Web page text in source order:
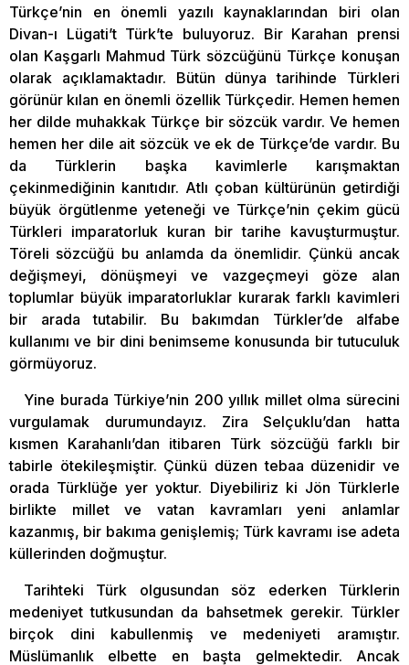
Türkçe’nin en önemli yazılı kaynaklarından biri olan
Divan-ı Lügati’t Türk’te buluyoruz. Bir Karahan prensi
olan Kaşgarlı Mahmud Türk sözcüğünü Türkçe konuşan
olarak açıklamaktadır. Bütün dünya tarihinde Türkleri
görünür kılan en önemli özellik Türkçedir. Hemen hemen
her dilde muhakkak Türkçe bir sözcük vardır. Ve hemen
hemen her dile ait sözcük ve ek de Türkçe’de vardır. Bu
da Türklerin başka kavimlerle karışmaktan
çekinmediğinin kanıtıdır. Atlı çoban kültürünün getirdiği
büyük örgütlenme yeteneği ve Türkçe’nin çekim gücü
Türkleri imparatorluk kuran bir tarihe kavuşturmuştur.
Töreli sözcüğü bu anlamda da önemlidir. Çünkü ancak
değişmeyi, dönüşmeyi ve vazgeçmeyi göze alan
toplumlar büyük imparatorluklar kurarak farklı kavimleri
bir arada tutabilir. Bu bakımdan Türkler’de alfabe
kullanımı ve bir dini benimseme konusunda bir tutuculuk
görmüyoruz.
Yine burada Türkiye’nin 200 yıllık millet olma sürecini
vurgulamak durumundayız. Zira Selçuklu’dan hatta
kısmen Karahanlı’dan itibaren Türk sözcüğü farklı bir
tabirle ötekileşmiştir. Çünkü düzen tebaa düzenidir ve
orada Türklüğe yer yoktur. Diyebiliriz ki Jön Türklerle
birlikte millet ve vatan kavramları yeni anlamlar
kazanmış, bir bakıma genişlemiş; Türk kavramı ise adeta
küllerinden doğmuştur.
Tarihteki Türk olgusundan söz ederken Türklerin
medeniyet tutkusundan da bahsetmek gerekir. Türkler
birçok dini kabullenmiş ve medeniyeti aramıştır.
Müslümanlık elbette en başta gelmektedir. Ancak